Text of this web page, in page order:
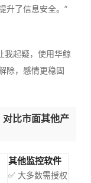
升了信息安全。”
我起疑，使用华鲸
除，感情更稳固
比市面其他产
其他监控软件
✅ 大多数需授权